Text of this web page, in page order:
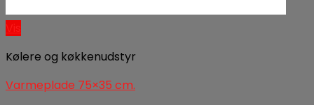
Kølere og køkkenudstyr
Varmeplade 75×35 cm.